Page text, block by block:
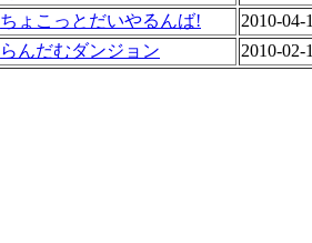
ちょこっとだいやるんば!
2010-04-
らんだむダンジョン 2010-02-